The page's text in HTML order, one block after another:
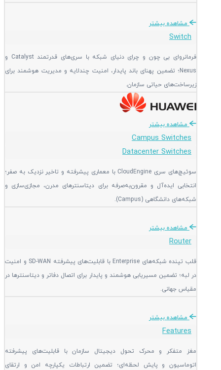
مشاهده بیشتر
Switch
فرمانروای بی چون و چرای دنیای شبکه با سری‌های قدرتمند Catalyst و
Nexus؛ تضمین پهنای باند پایدار، امنیت چندلایه و مدیریت هوشمند برای
زیرساخت‌های حیاتی سازمان.
مشاهده بیشتر
Campus Switches
Datacenter Switches
سوئیچ‌های سری CloudEngine با معماری پیشرفته و تاخیر نزدیک به صفر؛
انتخابی ایده‌آل و مقرون‌به‌صرفه برای دیتاسنترهای مدرن، مجازی‌سازی و
شبکه‌های دانشگاهی (Campus).
مشاهده بیشتر
Router
قلب تپنده شبکه‌های Enterprise با قابلیت‌های پیشرفته SD-WAN و امنیت
در لبه؛ تضمین مسیریابی هوشمند و پایدار برای اتصال دفاتر و دیتاسنترها در
مقیاس جهانی.
مشاهده بیشتر
Features
مغز متفکر و محرک تحول دیجیتال سازمان با قابلیت‌های پیشرفته
اتوماسیون و پایش لحظه‌ای؛ تضمین ارتباطات یکپارچه امن و ارتقای